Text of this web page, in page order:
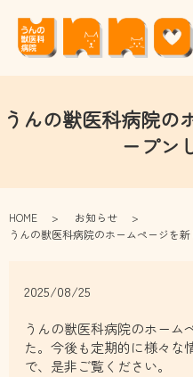
うんの獣医科病院の
ープン
HOME
お知らせ
うんの獣医科病院のホームページを新
2025/08/25
うんの獣医科病院のホーム
た。今後も定期的に様々な
で、是非ご覧ください。